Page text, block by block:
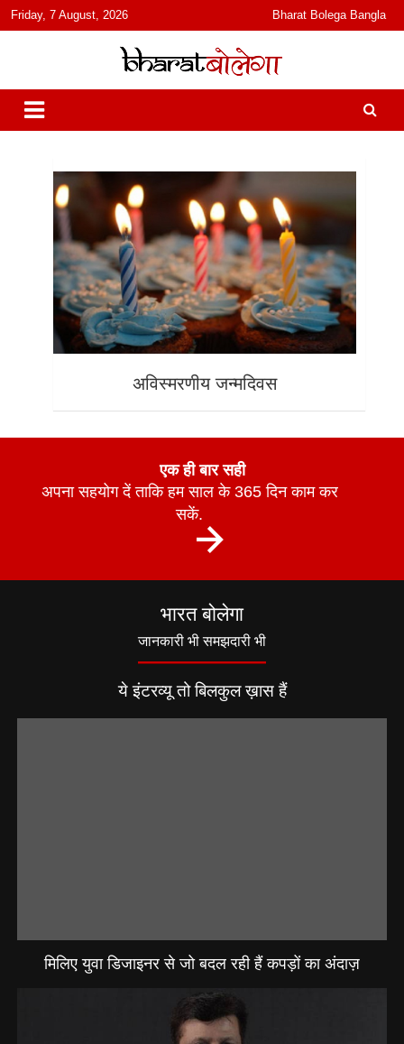
content
Friday, 7 August, 2026 Bharat Bolega Bangla
भारत बोलेगा
हिंदी में समाचार, विचार, ऑडियो, वीडियो और फ़ीचर. भारत बोलेगा हिंदी न्यूज़ वेबसाइट
India: News, Views, Info, Trends & Podcast I जानकारी भी समझदारी भी
और पॉडकास्ट
अविस्मरणीय जन्मदिवस
एक ही बार सही
अपना सहयोग दें ताकि हम साल के 365 दिन काम कर
सकें.
भारत बोलेगा
जानकारी भी समझदारी भी
ये इंटरव्यू तो बिलकुल ख़ास हैं
मिलिए युवा डिजाइनर से जो बदल रही हैं कपड़ों का अंदाज़